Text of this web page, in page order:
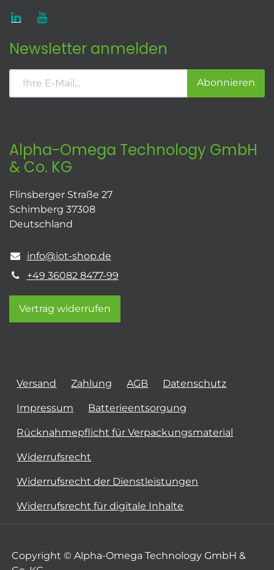
Newsletter anmelden
Abonnieren
Alpha-Omega Technology GmbH
& Co. KG
Flinsberger Straße 27
Schimberg 37308
Deutschland
info@iot-shop.de
+49 36082 8477-99
Vertrag widerrufen
Versand Zahlung AGB Datenschutz
Impressum Batterieentsorgung
Rücknahmepflicht für Verpackungsmaterial
Widerrufsrecht
Widerrufsrecht der Dienstleistungen
Widerrufsrecht für digitale Inhalte
Copyright © Alpha-Omega Technology GmbH &